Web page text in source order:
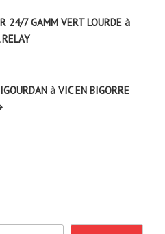
24/7 GAMM VERT LOURDE à
à VIC EN BIGORRE